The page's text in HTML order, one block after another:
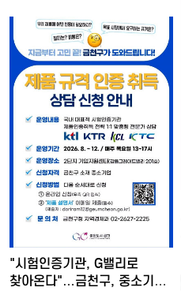
"시험인증기관, G밸리로
찾아온다"…금천구, 중소기업